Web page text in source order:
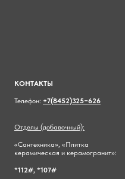
КОНТАКТЫ
Телефон: +7(8452)325−626
Отделы (добавочный):
«Сантехника», «Плитка
керамическая и керамогранит»:
*112#, *107#